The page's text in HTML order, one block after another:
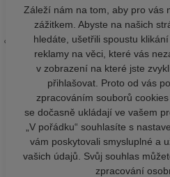
Záleží nám na tom, aby pro vás
zážitkem. Abyste na našich
hledáte, ušetřili spoustu
reklamy na věci, které vás
v zobrazení na které jste
přihlašovat. Proto od vás
zpracováním souborů
se dočasně ukládají ve vašem
„V pořádku“ souhlasíte s
vám poskytovali smysluplné a
vašich údajů. Svůj souhlas
zpracování